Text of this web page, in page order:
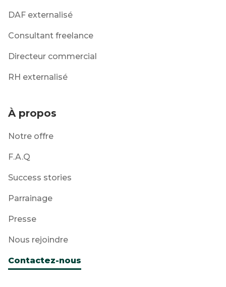
DAF externalisé
Consultant freelance
Directeur commercial
RH externalisé
À propos
Notre offre
F.A.Q
Success stories
Parrainage
Presse
Nous rejoindre
Contactez-nous